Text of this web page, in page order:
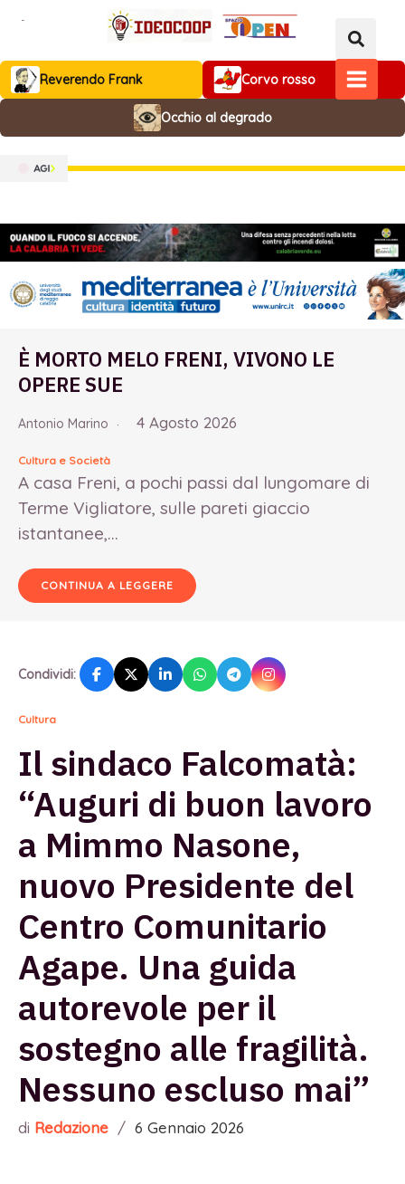
MAIN
Reverendo Frank Corvo rosso
Occhio al degrado
È MORTO MELO FRENI, VIVONO LE
OPERE SUE
Antonio Marino 4 Agosto 2026
Cultura e Società
A casa Freni, a pochi passi dal lungomare di
Terme Vigliatore, sulle pareti giaccio
istantanee,...
CONTINUA A LEGGERE
Condividi:
Cultura
Il sindaco Falcomatà:
“Auguri di buon lavoro
a Mimmo Nasone,
nuovo Presidente del
Centro Comunitario
Agape. Una guida
autorevole per il
sostegno alle fragilità.
Nessuno escluso mai”
di Redazione / 6 Gennaio 2026